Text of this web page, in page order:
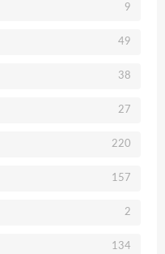
9
49
38
27
220
157
2
134